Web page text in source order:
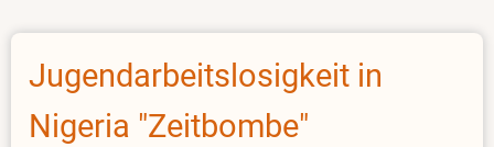
Größe
Jugendarbeitslosigkeit in
Nigeria "Zeitbombe"